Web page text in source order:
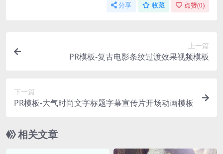
分享 收藏 点赞(0)
上一篇
PR模板-复古电影条纹过渡效果视频模板
下一篇
PR模板-大气时尚文字标题字幕宣传片开场动画模板
相关文章